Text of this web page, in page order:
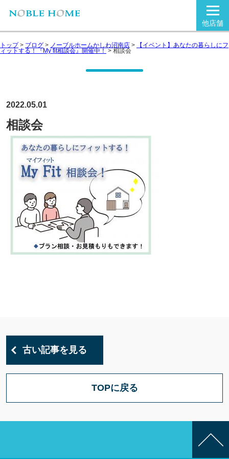
他店舗
トップ> ブログ > ノーブルホームかしわ沼南店 > 【イベント】あなたの暮らしにフ
ィットする！『My fit相談会』開催中！ > 相談会
2022.05.01
相談会
古い記事を見る
TOPに戻る